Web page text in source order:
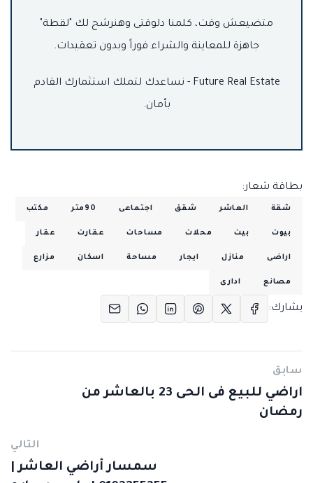
متضيعش وقت، كلمنا دلوقتى وهنرشح لك "لقطة"
جاهزة للمعاينة والشراء فوراً وبدون تعقيدات.
Future Real Estate - نساعدك لتملك استثمارك القادم
بأمان.
بطاقة شعار:
شقة العاشر شقق اجتماعى 90متر مكتب
بيوت بيت محلات مساحات عقارت عقار
اراضى منازل ايجار مساحة اسكان مزارع
مصانع ادارى
يشارك:
سابق
اراضي للبيع فى الحى 23 بالعاشر من
رمضان
التالي
سمسار أراضي العاشر |